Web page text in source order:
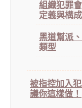
組織犯罪
定義與構
黑道幫派
類型
被指控加入
議你這樣做！